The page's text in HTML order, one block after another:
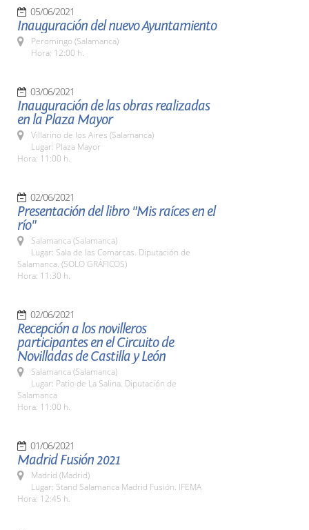
05/06/2021
Inauguración del nuevo Ayuntamiento
Peromingo (Salamanca)
Hora: 12:00 h.
03/06/2021
Inauguración de las obras realizadas
en la Plaza Mayor
Villarino de los Aires (Salamanca)
Lugar: Plaza Mayor
Hora: 11:00 h.
02/06/2021
Presentación del libro "Mis raíces en el
río"
Salamanca (Salamanca)
Lugar: Sala de las Comarcas. Diputación de
Salamanca. (SOLO GRÁFICOS)
Hora: 11:30 h.
02/06/2021
Recepción a los novilleros
participantes en el Circuito de
Novilladas de Castilla y León
Salamanca (Salamanca)
Lugar: Patio de La Salina. Diputación de
Salamanca
Hora: 11:00 h.
01/06/2021
Madrid Fusión 2021
Madrid (Madrid)
Lugar: Stand Salamanca Madrid Fusión. IFEMA
Hora: 12:45 h.